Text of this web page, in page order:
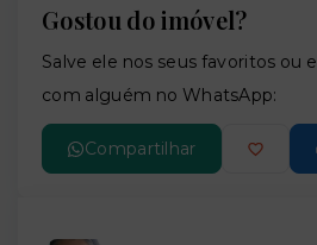
Gostou do imóvel?
Salve ele nos seus favoritos ou
com alguém no WhatsApp:
Compartilhar